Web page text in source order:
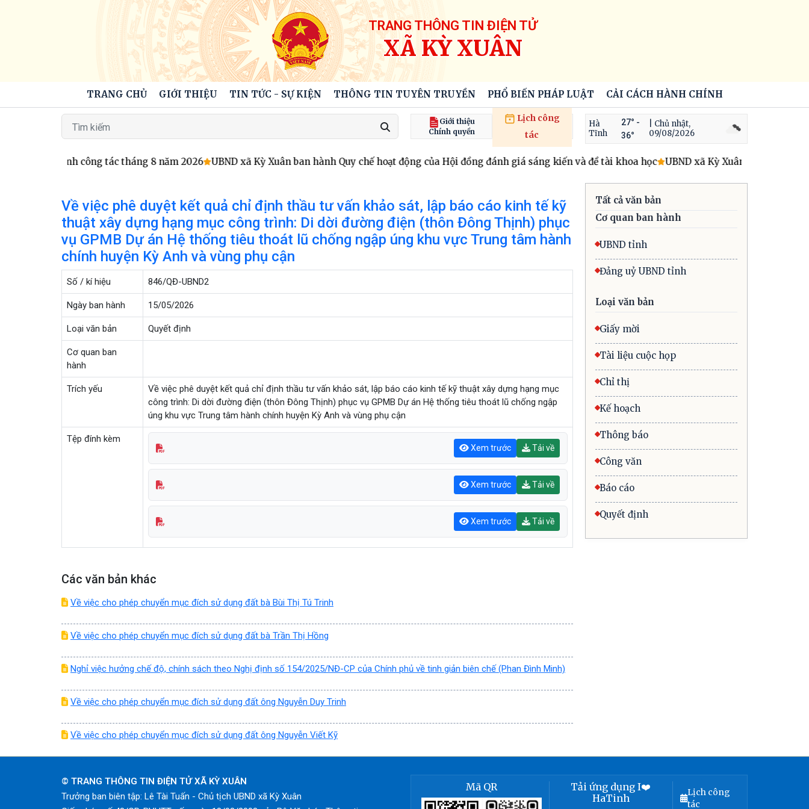
TRANG THÔNG TIN ĐIỆN TỬ
XÃ KỲ XUÂN
TRANG CHỦ GIỚI THIỆU TIN TỨC - SỰ KIỆN THÔNG TIN TUYÊN TRUYỀN PHỔ BIẾN PHÁP LUẬT CẢI CÁCH HÀNH CHÍNH
Giới thiệu
Chính quyền
Lịch công
tác
Hà
Tĩnh
27° -
36°
| Chủ nhật,
09/08/2026
Chương trình công tác tháng 8 năm 2026 UBND xã Kỳ Xuân ban hành Quy chế hoạt động của Hội đồng đánh giá sáng kiến và đề tài khoa học UBND xã Kỳ Xuân triển khai
Về việc phê duyệt kết quả chỉ định thầu tư vấn khảo sát, lập báo cáo kinh tế kỹ
thuật xây dựng hạng mục công trình: Di dời đường điện (thôn Đông Thịnh) phục
vụ GPMB Dự án Hệ thống tiêu thoát lũ chống ngập úng khu vực Trung tâm hành
chính huyện Kỳ Anh và vùng phụ cận
Số / kí hiệu 846/QĐ-UBND2
Ngày ban hành 15/05/2026
Loại văn bản Quyết định
Cơ quan ban
hành
Trích yếu
Về việc phê duyệt kết quả chỉ định thầu tư vấn khảo sát, lập báo cáo kinh tế kỹ thuật xây dựng hạng mục
công trình: Di dời đường điện (thôn Đông Thịnh) phục vụ GPMB Dự án Hệ thống tiêu thoát lũ chống ngập
úng khu vực Trung tâm hành chính huyện Kỳ Anh và vùng phụ cận
Tệp đính kèm
Xem trước Tải về
Xem trước Tải về
Xem trước Tải về
Các văn bản khác
Về việc cho phép chuyển mục đích sử dụng đất bà Bùi Thị Tú Trinh
Về việc cho phép chuyển mục đích sử dụng đất bà Trần Thị Hồng
Nghỉ việc hưởng chế độ, chính sách theo Nghị định số 154/2025/NĐ-CP của Chính phủ về tinh giản biên chế (Phan Đình Minh)
Về việc cho phép chuyển mục đích sử dụng đất ông Nguyễn Duy Trinh
Về việc cho phép chuyển mục đích sử dụng đất ông Nguyễn Viết Kỹ
Tất cả văn bản
Cơ quan ban hành
UBND tỉnh
Đảng uỷ UBND tỉnh
Loại văn bản
Giấy mời
Tài liệu cuộc họp
Chỉ thị
Kế hoạch
Thông báo
Công văn
Báo cáo
Quyết định
© TRANG THÔNG TIN ĐIỆN TỬ XÃ KỲ XUÂN
Trưởng ban biên tập: Lê Tài Tuấn - Chủ tịch UBND xã Kỳ Xuân
Mã QR
Tải ứng dụng I❤️
HaTinh
Lịch công
tác